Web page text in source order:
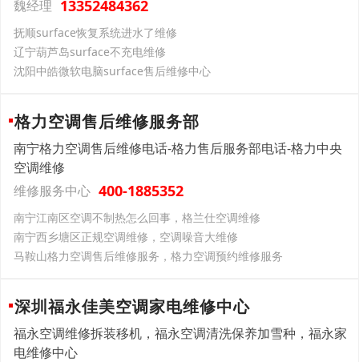
魏经理 13352484362
抚顺surface恢复系统进水了维修
辽宁葫芦岛surface不充电维修
沈阳中皓微软电脑surface售后维修中心
格力空调售后维修服务部
南宁格力空调售后维修电话-格力售后服务部电话-格力中央
空调维修
维修服务中心 400-1885352
南宁江南区空调不制热怎么回事，格兰仕空调维修
南宁西乡塘区正规空调维修，空调噪音大维修
马鞍山格力空调售后维修服务，格力空调预约维修服务
深圳福永佳美空调家电维修中心
福永空调维修拆装移机，福永空调清洗保养加雪种，福永家
电维修中心